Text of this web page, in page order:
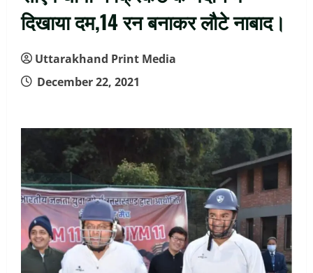
दिखाया दम,14 रन बनाकर लौटे नाबाद।
Uttarakhand Print Media
December 22, 2021